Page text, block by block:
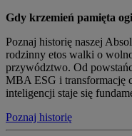
Gdy krzemień pamięta
Poznaj historię naszej
rodzinny etos walki o
przywództwo. Od
MBA ESG i transformację
inteligencji staje się
Poznaj historię